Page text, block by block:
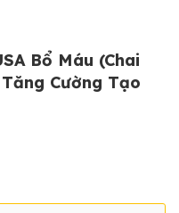
Bổ Máu (Chai
Cường Tạo